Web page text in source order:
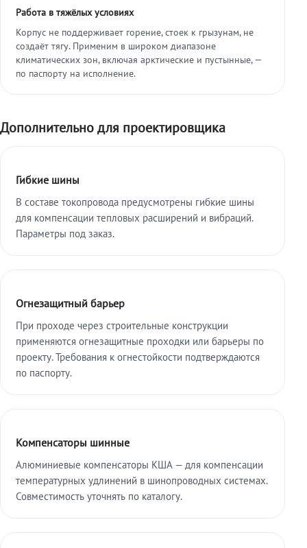
Работа в тяжёлых условиях
Корпус не поддерживает горение, стоек к грызунам, не
создаёт тягу. Применим в широком диапазоне
климатических зон, включая арктические и пустынные, —
по паспорту на исполнение.
Дополнительно для проектировщика
Гибкие шины
В составе токопровода предусмотрены гибкие шины
для компенсации тепловых расширений и вибраций.
Параметры под заказ.
Огнезащитный барьер
При проходе через строительные конструкции
применяются огнезащитные проходки или барьеры по
проекту. Требования к огнестойкости подтверждаются
по паспорту.
Компенсаторы шинные
Алюминиевые компенсаторы КША — для компенсации
температурных удлинений в шинопроводных системах.
Совместимость уточнять по каталогу.